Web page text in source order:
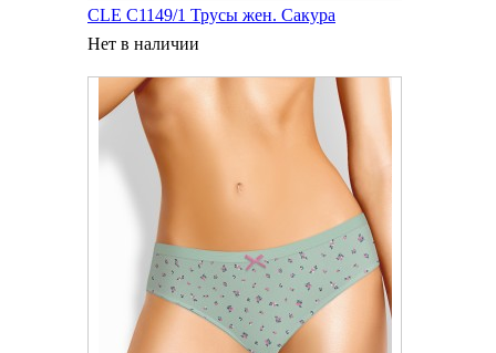
CLE C1149/1 Трусы жен. Сакура
Нет в наличии